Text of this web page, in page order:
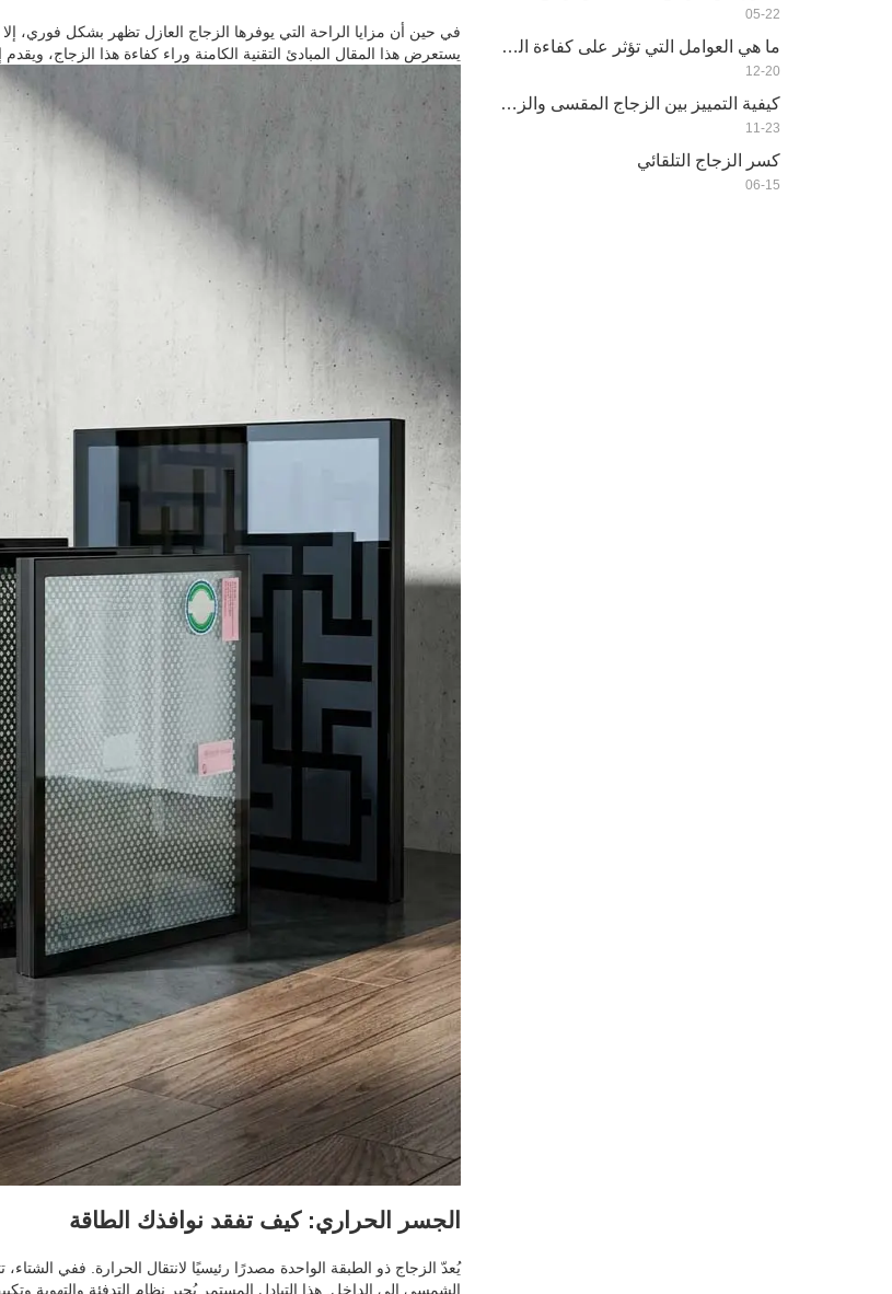
في حين أن مزايا الراحة التي يوفرها الزجاج العازل تظهر بشكل فوري،
يستعرض هذا المقال المبادئ التقنية الكامنة وراء كفاءة هذا الزجاج،
الجسر الحراري: كيف تفقد نوافذك الطاقة
يُعدّ الزجاج ذو الطبقة الواحدة مصدرًا رئيسيًا لانتقال الحرارة. ففي
الشمسي إلى الداخل. هذا التبادل المستمر يُجبر نظام التدفئة والتهوية
05-22
ما هي العوامل التي تؤثر على كفاءة الطاقة للزجاج العازل
12-20
كيفية التمييز بين الزجاج المقسى والزجاج العادي Bwtween؟
11-23
كسر الزجاج التلقائي
06-15